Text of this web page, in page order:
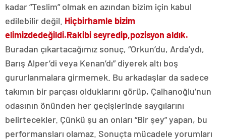
kadar “Teslim” olmak en azından bizim için kabul
edilebilir değil. Hiçbirhamle bizim
elimizdedeğildi.Rakibi seyredip,pozisyon aldık.
Buradan çıkartacağımız sonuç, “Orkun’du, Arda’ydı,
Barış Alper’di veya Kenan’dı” diyerek altı boş
gururlanmalara girmemek. Bu arkadaşlar da sadece
takımın bir parçası olduklarını görüp, Çalhanoğlu’nun
odasının önünden her geçişlerinde saygılarını
belirtecekler. Çünkü şu an onları “Bir şey” yapan, bu
performansları olamaz. Sonuçta mücadele yorumları